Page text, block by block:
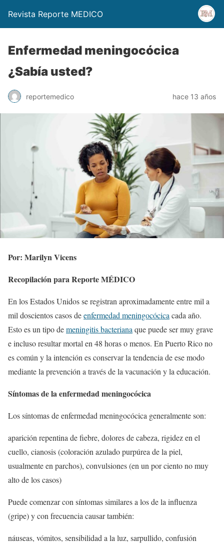
Revista Reporte MEDICO
Enfermedad meningocócica
¿Sabía usted?
reportemedico hace 13 años
Por: Marilyn Vicens
Recopilación para Reporte MÉDICO
En los Estados Unidos se registran aproximadamente entre mil a
mil doscientos casos deenfermedad meningocócica cada año.
Esto es un tipo demeningitis bacteriana que puede ser muy grave
e incluso resultar mortal en 48 horas o menos. En Puerto Rico no
es común y la intención es conservar la tendencia de ese modo
mediante la prevención a través de la vacunación y la educación.
Síntomas de la enfermedad meningocócica
Los síntomas de enfermedad meningocócica generalmente son:
aparición repentina de fiebre, dolores de cabeza, rigidez en el
cuello, cianosis (coloración azulado purpúrea de la piel,
usualmente en parchos), convulsiones (en un por ciento no muy
alto de los casos)
Puede comenzar con síntomas similares a los de la influenza
(gripe) y con frecuencia causar también:
náuseas, vómitos, sensibilidad a la luz, sarpullido, confusión